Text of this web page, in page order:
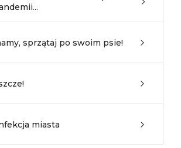
sprzątaj po swoim psie!
miasta